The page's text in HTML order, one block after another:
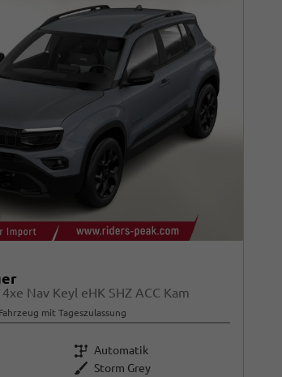
Nav Keyl eHK SHZ ACC Kam
Fahrzeug mit Tageszulassung
Getriebe Automatik
Außenfarbe Storm Grey